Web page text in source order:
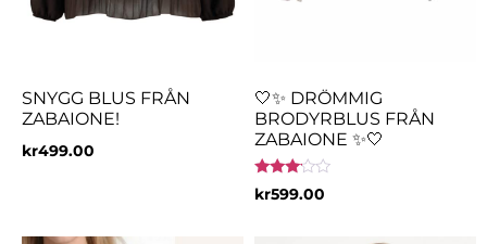
SNYGG BLUS FRÅN
ZABAIONE!
kr499.00
🤍✨ DRÖMMIG
BRODYRBLUS FRÅN
ZABAIONE ✨🤍
Betygsatt
3.00
kr599.00